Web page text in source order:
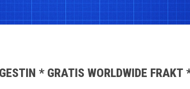
* GRATIS WORLDWIDE FRAKT